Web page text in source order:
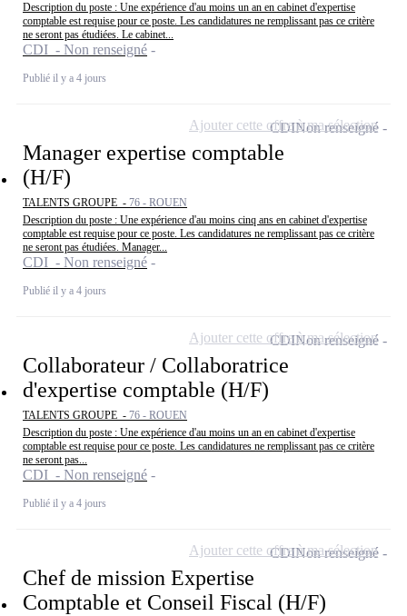
Description du poste : Une expérience d'au moins un an en cabinet d'expertise
comptable est requise pour ce poste. Les candidatures ne remplissant pas ce critère
ne seront pas étudiées. Le cabinet...
CDI - Non renseigné
Publié il y a 4 jours
Manager expertise comptable
(H/F)
TALENTS GROUPE - 76 - ROUEN
Description du poste : Une expérience d'au moins cinq ans en cabinet d'expertise
comptable est requise pour ce poste. Les candidatures ne remplissant pas ce critère
ne seront pas étudiées. Manager...
CDI - Non renseigné
Publié il y a 4 jours
CDINon renseigné
Ajouter cette offre à ma sélection
Collaborateur / Collaboratrice
d'expertise comptable (H/F)
TALENTS GROUPE - 76 - ROUEN
Description du poste : Une expérience d'au moins un an en cabinet d'expertise
comptable est requise pour ce poste. Les candidatures ne remplissant pas ce critère
ne seront pas...
CDI - Non renseigné
Publié il y a 4 jours
CDINon renseigné
Ajouter cette offre à ma sélection
Chef de mission Expertise
Comptable et Conseil Fiscal (H/F)
CDINon renseigné
Ajouter cette offre à ma sélection